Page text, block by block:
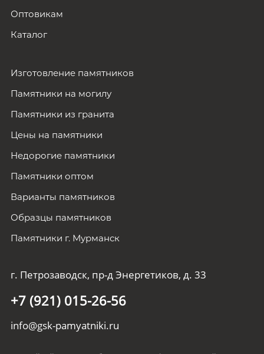
Оптовикам
Каталог
Изготовление памятников
Памятники на могилу
Памятники из гранита
Цены на памятники
Недорогие памятники
Памятники оптом
Варианты памятников
Образцы памятников
Памятники г. Мурманск
г. Петрозаводск, пр-д Энергетиков, д. 33
+7 (921) 015-26-56
info@gsk-pamyatniki.ru